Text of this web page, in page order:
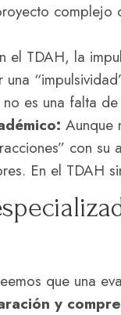
complejo
el TDAH, la
es una falta
Aunque
con
En el TDAH
que una
y